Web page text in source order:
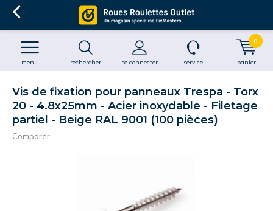
rechercher se connecter
menu service panier
0
Vis de fixation pour panneaux Trespa - Torx
20 - 4.8x25mm - Acier inoxydable - Filetage
partiel - Beige RAL 9001 (100 pièces)
Comparer